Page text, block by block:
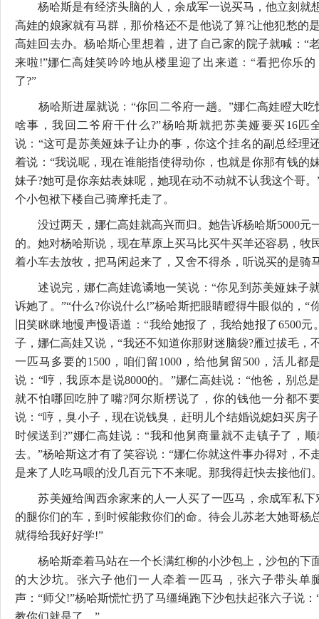
杨哈斯是有经济头脑的人，余成军一说买马，他立刻就
高娃的娘家就有马群，那价格还不是他说了算?让他犯愁的
高娃回去办。杨哈斯心里想着，进了自己家的院子就喊：“
来啦!”娜仁高娃笑吟吟地从楼里迎了出来道：“看把你乐
了?”
杨哈斯进屋就说：“你回二爷府一趟。”娜仁高娃瞪大吃
啥事，我回二爷府干什么?”杨哈斯就把苏美娅要买16匹
说：“这可是苏美娅妹子让办的事，你这个挂名的副总经理
着说：“我说呢，现在谁能指使得动你，也就是你那有钱的
妹子?她可是你亲姑表妹呢，她现在动不动就不认我这个哥
个小包袱下楼自己骑摩托走了。
没过两天，娜仁高娃就高兴而归。她告诉杨哈斯5000元
的。她对杨哈斯说，现在草原上买马比买牛买羊还容易，牧
着小车去放牧，把马闲起来了，又舍不得杀，听说买的是骑
述说完，娜仁高娃诡谲地一笑说：“你见到苏美娅妹子
诉她了。”“什么?你说什么!”杨哈斯把眼睛瞪得牛眼似的，“
旧笑眯眯地慢声慢语道：“我给她报了，我给她报了6500
子，娜仁高娃又说，“我还不知道你那财迷脑袋?雁过拔毛，
一匹马多要的1500，咱们留1000，给他舅留500，活儿都
说：“哼，我原本是说8000的。”娜仁高娃说：“他爸，别总
就不怕哪回吃肿了嘴?阿尔斯楞说了，你的钱他一分都不
说：“哼，臭小子，现在说钱臭，赶明儿个结婚说媳妇买房
时候送到?”娜仁高娃说：“我和他舅商量就不走镇子了，
去。”杨哈斯这才有了笑容说：“娜仁你就这件事办得对，不
是来了人吃马喂的没几百元下不来呢。那我得赶快去接他们
苏美娅给闽西余家来的人一人买了一匹马，余成军私下
的腿你们的车，到时候能救你们的命。待会儿苏老大她哥杨
就得给我好好学!”
杨哈斯牵着马站在一个长满红柳的小沙包上，沙包的下
的大沙坑。张六子他们一人牵着一匹马，张六子带头单
声：“师父!”杨哈斯慌忙扔了马缰绳跑下沙包扶起张六子说
教你们就是了。”